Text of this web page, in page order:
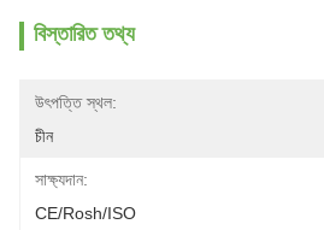
বিস্তারিত তথ্য
উৎপত্তি স্থল:
চীন
সাক্ষ্যদান:
CE/Rosh/ISO